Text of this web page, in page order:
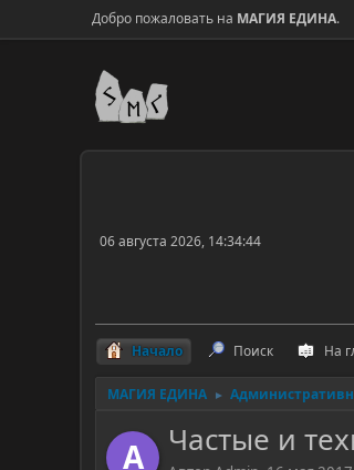
Добро пожаловать на МАГИЯ ЕДИНА.
06 августа 2026, 14:34:44
Начало Поиск На
МАГИЯ ЕДИНА ►
A Частые и